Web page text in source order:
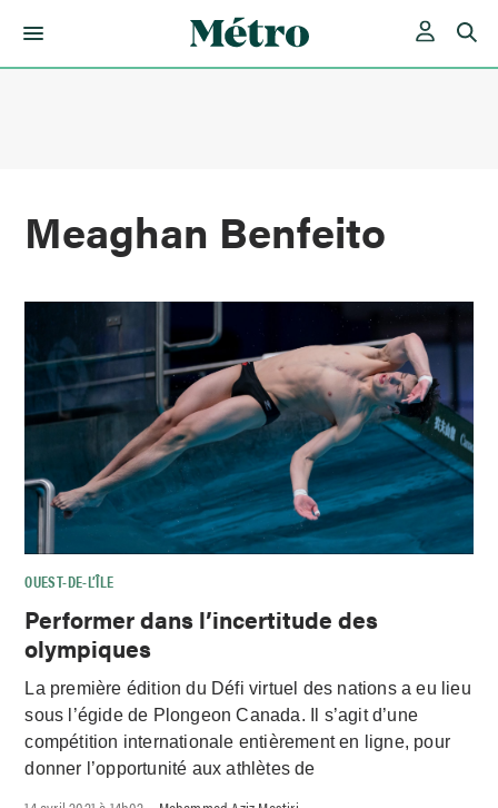
Meaghan Benfeito
OUEST-DE-L’ÎLE
Performer dans l’incertitude des
olympiques
La première édition du Défi virtuel des nations a eu lieu
sous l’égide de Plongeon Canada. Il s’agit d’une
compétition internationale entièrement en ligne, pour
donner l’opportunité aux athlètes de